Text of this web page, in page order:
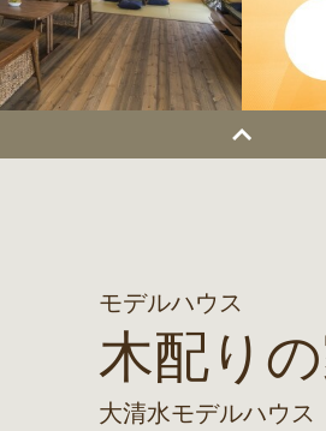
モデルハウス
木配り
大清水モデルハウス